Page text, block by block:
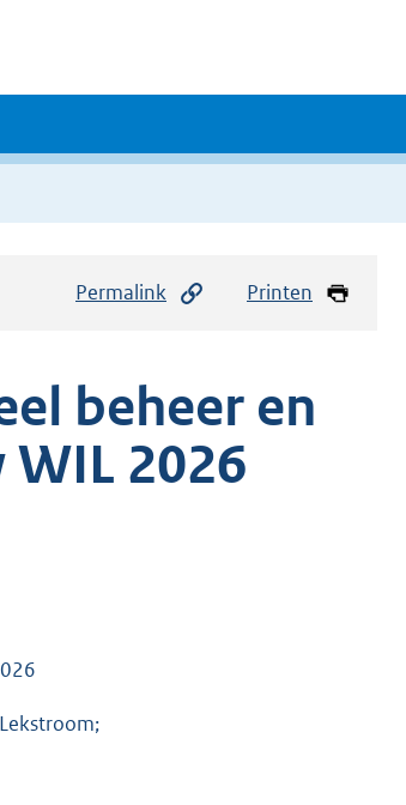
Permalink Printen
beheer en
2026